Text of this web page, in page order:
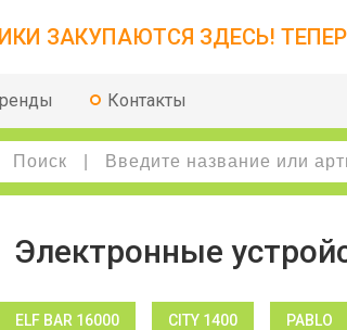
ЗАКУПАЮТСЯ ЗДЕСЬ!
Контакты
Электронные
ELF BAR 16000 CITY 1400 PABLO